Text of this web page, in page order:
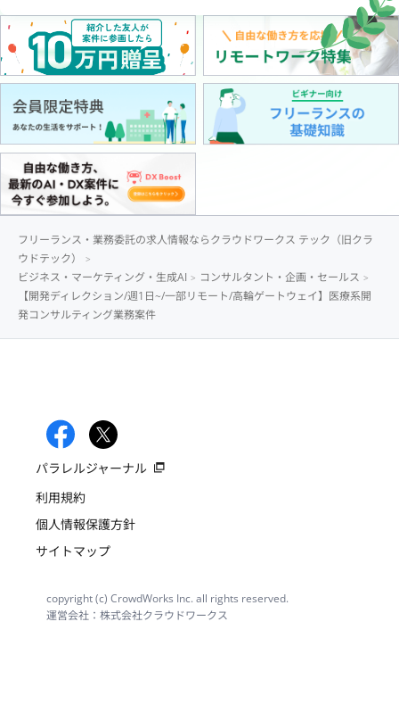
フリーランス・業務委託の求人情報ならクラウドワークス テック（旧クラ
ウドテック）
ビジネス・マーケティング・生成AI
コンサルタント・企画・セールス
【開発ディレクション/週1日~/一部リモート/高輪ゲートウェイ】医療系開
発コンサルティング業務案件
パラレルジャーナル
利用規約
個人情報保護方針
サイトマップ
copyright (c) CrowdWorks Inc. all rights reserved.
運営会社：株式会社クラウドワークス